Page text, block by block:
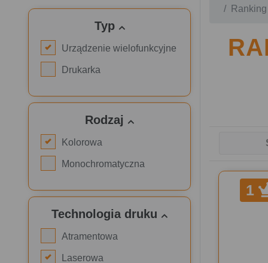
Typ
Urządzenie wielofunkcyjne
Drukarka
Rodzaj
Kolorowa
Monochromatyczna
Technologia druku
Atramentowa
Laserowa
1